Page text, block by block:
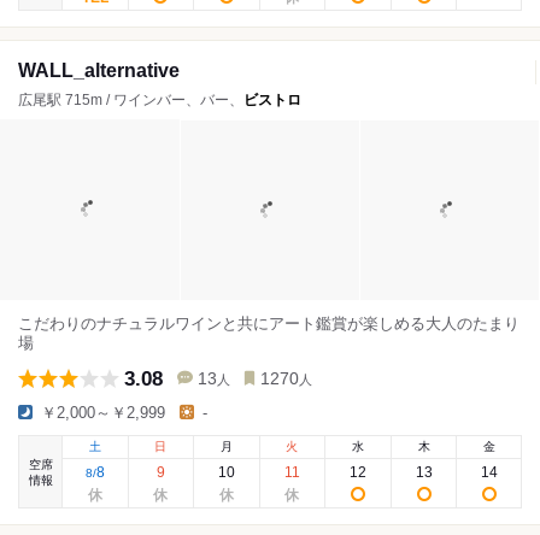
WALL_alternative
広尾駅 715m / ワインバー、バー、 ビストロ
こだわりのナチュラルワインと共にアート鑑賞が楽しめる大人のたまり
場
3.08 13 人 1270 人
￥2,000～￥2,999 -
空席
情報
土
8/8
日
9
月
10
火
11
水
12
木
13
金
14